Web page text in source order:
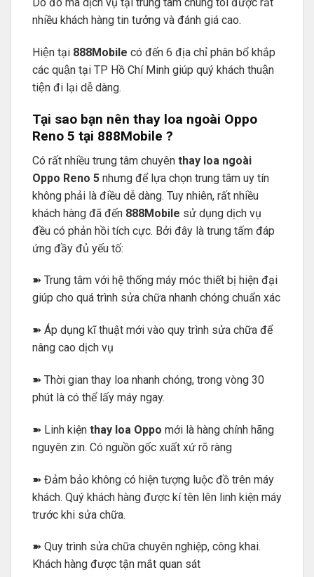
Do đó mà dịch vụ tại trung tâm chúng tôi được rất
nhiều khách hàng tin tưởng và đánh giá cao.
Hiện tại 888Mobile có đến 6 địa chỉ phân bổ khắp
các quận tại TP Hồ Chí Minh giúp quý khách thuận
tiện đi lại dễ dàng.
Tại sao bạn nên thay loa ngoài Oppo
Reno 5 tại 888Mobile ?
Có rất nhiều trung tâm chuyên thay loa ngoài
Oppo Reno 5 nhưng để lựa chọn trung tâm uy tín
không phải là điều dễ dàng. Tuy nhiên, rất nhiều
khách hàng đã đến 888Mobile sử dụng dịch vụ
đều có phản hồi tích cực. Bởi đây là trung tấm đáp
ứng đầy đủ yếu tố:
➽ Trung tâm với hệ thống máy móc thiết bị hiện đại
giúp cho quá trình sửa chữa nhanh chóng chuẩn xác
➽ Áp dụng kĩ thuật mới vào quy trình sửa chữa để
nâng cao dịch vụ
➽ Thời gian thay loa nhanh chóng, trong vòng 30
phút là có thể lấy máy ngay.
➽ Linh kiện thay loa Oppo mới là hàng chính hãng
nguyên zin. Có nguồn gốc xuất xứ rõ ràng
➽ Đảm bảo không có hiện tượng luộc đồ trên máy
khách. Quý khách hàng được kí tên lên linh kiện máy
trước khi sửa chữa.
➽ Quy trình sửa chữa chuyên nghiệp, công khai.
Khách hàng được tận mắt quan sát